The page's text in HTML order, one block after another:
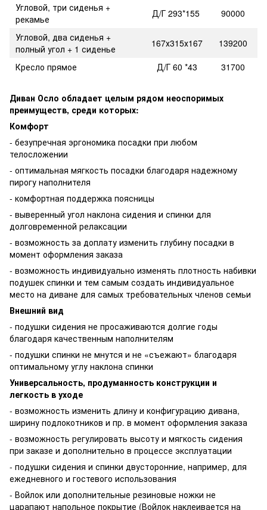
Угловой, три сиденья +
рекамье
Д/Г 293*155
90000
Угловой, два сиденья +
полный угол + 1 сиденье
167х315х167
139200
Кресло прямое
Д/Г 60 *43 31700
Диван Осло обладает целым рядом неоспоримых
преимуществ, среди которых:
Комфорт
- безупречная эргономика посадки при любом
телосложении
- оптимальная мягкость посадки благодаря надежному
пирогу наполнителя
- комфортная поддержка поясницы
- выверенный угол наклона сидения и спинки для
долговременной релаксации
- возможность за доплату изменить глубину посадки в
момент оформления заказа
- возможность индивидуально изменять плотность набивки
подушек спинки и тем самым создать индивидуальное
место на диване для самых требовательных членов семьи
Внешний вид
- подушки сидения не просаживаются долгие годы
благодаря качественным наполнителям
- подушки спинки не мнутся и не «съежают» благодаря
оптимальному углу наклона спинки
Универсальность, продуманность конструкции и
легкость в уходе
- возможность изменить длину и конфигурацию дивана,
ширину подлокотников и пр. в момент оформления заказа
- возможность регулировать высоту и мягкость сидения
при заказе и дополнительно в процессе эксплуатации
- подушки сидения и спинки двусторонние, например, для
ежедневного и гостевого использования
- Войлок или дополнительные резиновые ножки не
царапают напольное покрытие (Войлок наклеивается на